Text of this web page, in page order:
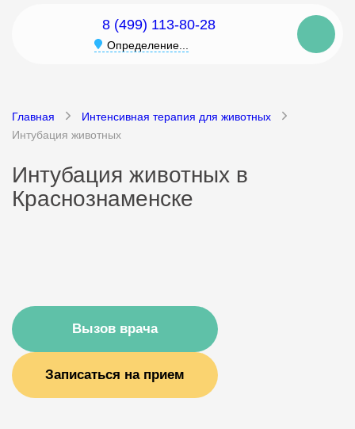
8 (499) 113-80-28
Определение...
Главная
Интенсивная терапия для животных
Интубация животных
Интубация животных в
Краснознаменске
Вызов врача
Записаться на прием